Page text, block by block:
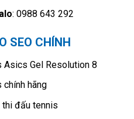
: 0988 643 292
SEO CHÍNH
Asics Gel Resolution 8
hãng
đấu tennis